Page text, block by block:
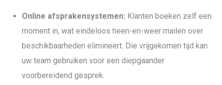
Online afsprakensystemen: Klanten boeken zelf een
moment in, wat eindeloos heen-en-weer mailen over
beschikbaarheden elimineert. Die vrijgekomen tijd kan
uw team gebruiken voor een diepgaander
voorbereidend gesprek.